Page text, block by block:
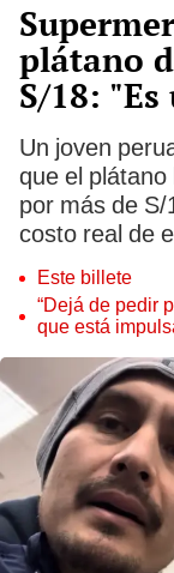
plátano
S/18:
Un joven
que el
por más de
costo real de
Este billete
“Dejá de pedir
que está